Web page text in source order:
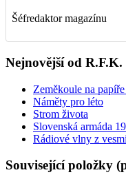
Šéfredaktor magazínu
Nejnovější od R.F.K.
Zeměkoule na
Náměty pro léto
Strom života
Slovenská armáda
Rádiové vlny z
Související položky